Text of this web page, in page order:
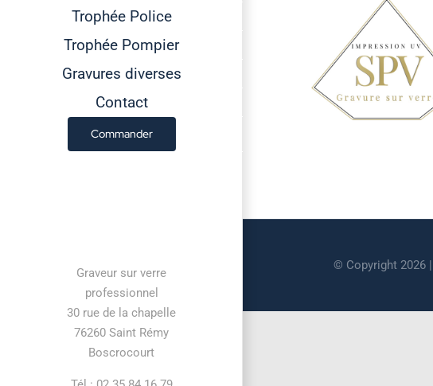
Trophée Police
Trophée Pompier
Gravures diverses
Contact
Commander
Graveur sur verre
professionnel
30 rue de la chapelle
76260 Saint Rémy
Boscrocourt
© Copyright 2026